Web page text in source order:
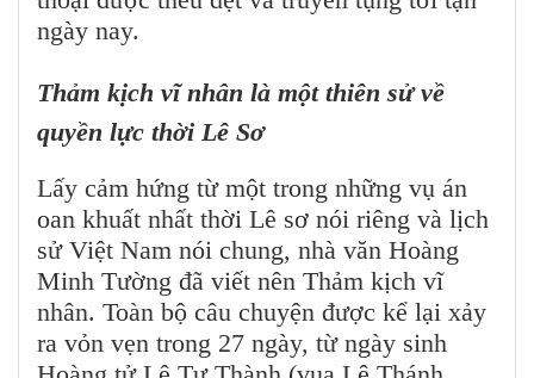
ngày nay.
Thảm kịch vĩ nhân là một thiên sử về
quyền lực thời Lê Sơ
Lấy cảm hứng từ một trong những vụ án
oan khuất nhất thời Lê sơ nói riêng và lịch
sử Việt Nam nói chung, nhà văn Hoàng
Minh Tường đã viết nên Thảm kịch vĩ
nhân. Toàn bộ câu chuyện được kể lại xảy
ra vỏn vẹn trong 27 ngày, từ ngày sinh